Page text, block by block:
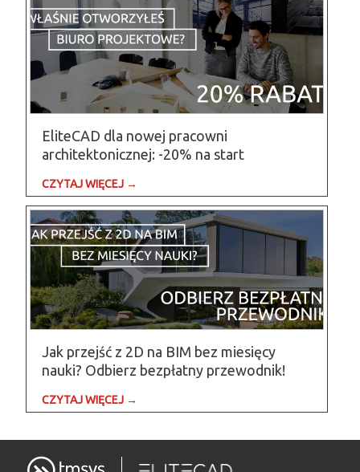
EliteCAD dla nowej pracowni
architektonicznej: -20% na start
CZYTAJ WIĘCEJ →
Jak przejść z 2D na BIM bez miesięcy
nauki? Odbierz bezpłatny przewodnik!
CZYTAJ WIĘCEJ →